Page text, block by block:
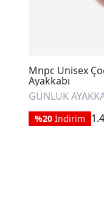
Mnpc Unisex
Ayakkabı
GÜNLÜK
%20 İndirim